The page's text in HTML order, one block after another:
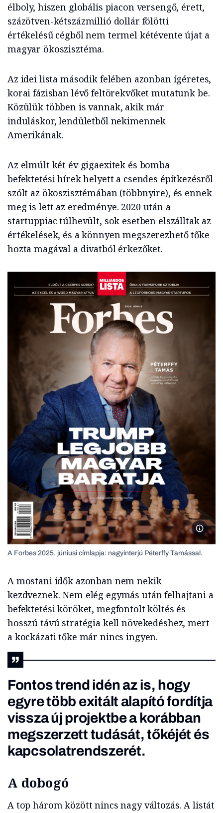
élboly, hiszen globális piacon versengő, érett,
százötven-kétszázmillió dollár fölötti
értékelésű cégből nem termel kétévente újat a
magyar ökoszisztéma.
Az idei lista második felében azonban ígéretes,
korai fázisban lévő feltörekvőket mutatunk be.
Közülük többen is vannak, akik már
induláskor, lendületből nekimennek
Amerikának.
Az elmúlt két év gigaexitek és bomba
befektetési hírek helyett a csendes építkezésről
szólt az ökoszisztémában (többnyire), és ennek
meg is lett az eredménye. 2020 után a
startuppiac túlhevült, sok esetben elszálltak az
értékelések, és a könnyen megszerezhető tőke
hozta magával a divatból érkezőket.
A
A Forbes 2025. júniusi címlapja: nagyinterjú Péterffy Tamással.
A mostani idők azonban nem nekik
kezdveznek. Nem elég egymás után felhajtani a
befektetési köröket, megfontolt költés és
hosszú távú stratégia kell növekedéshez, mert
a kockázati tőke már nincs ingyen.
Fontos trend idén az is, hogy
egyre több exitált alapító fordítja
vissza új projektbe a korábban
megszerzett tudását, tőkéjét és
kapcsolatrendszerét.
A dobogó
A top három között nincs nagy változás. A listát